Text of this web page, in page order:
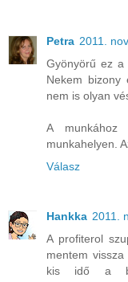
Petra 2011.
Gyönyörű ez a
Nekem bizony
nem is olyan
A
munkahelyen.
Válasz
Hankka 2011.
A profiterol
mentem
kis idő a